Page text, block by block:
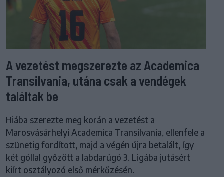
A vezetést megszerezte az Academica
Transilvania, utána csak a vendégek
találtak be
Hiába szerezte meg korán a vezetést a
Marosvásárhelyi Academica Transilvania, ellenfele a
szünetig fordított, majd a végén újra betalált, így
két góllal győzött a labdarúgó 3. Ligába jutásért
kiírt osztályozó első mérkőzésén.